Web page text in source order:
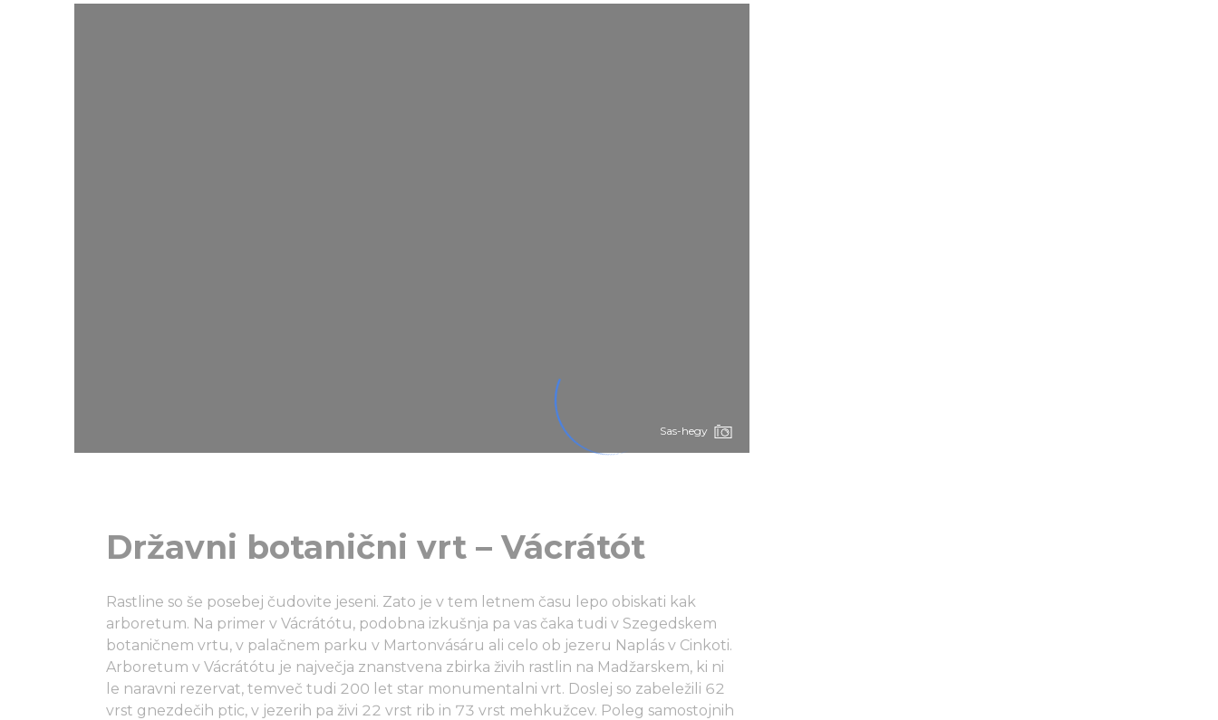
Sas-hegy
Državni botanični vrt – Vácrátót
Rastline so še posebej čudovite jeseni. Zato je v tem letnem času lepo obiskati kak
arboretum. Na primer v Vácrátótu, podobna izkušnja pa vas čaka tudi v Szegedskem
botaničnem vrtu, v palačnem parku v Martonvásáru ali celo ob jezeru Naplás v Cinkoti.
Arboretum v Vácrátótu je največja znanstvena zbirka živih rastlin na Madžarskem, ki ni
le naravni rezervat, temveč tudi 200 let star monumentalni vrt. Doslej so zabeležili 62
vrst gnezdečih ptic, v jezerih pa živi 22 vrst rib in 73 vrst mehkužcev. Poleg samostojnih